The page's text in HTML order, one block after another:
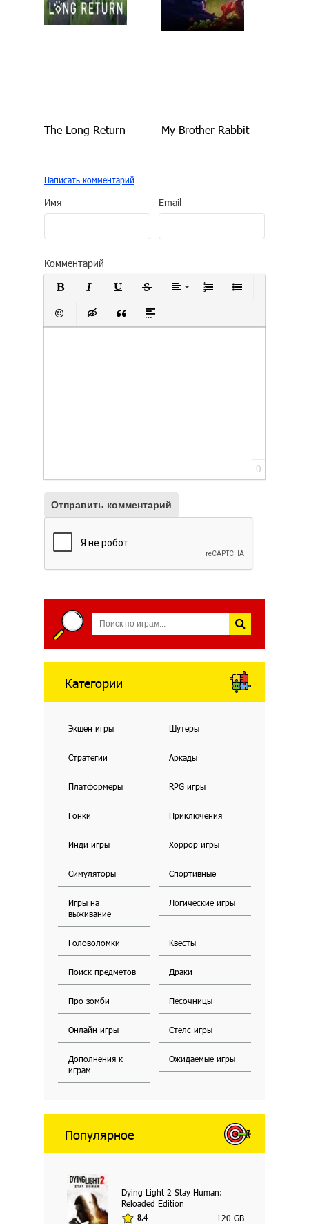
The Long Return My Brother Rabbit
Написать комментарий
Имя Email
Комментарий
Полужирный
Вставить смайлик
Вставка скрытого текста
Вставка цитаты
Вставка спойлера
0
Отправить комментарий
Категории
Экшен игры Шутеры
Стратегии Аркады
Платформеры RPG игры
Гонки Приключения
Инди игры Хоррор игры
Симуляторы Спортивные
Игры на
выживание
Логические игры
Головоломки Квесты
Поиск предметов Драки
Про зомби Песочницы
Онлайн игры Стелс игры
Дополнения к
играм
Ожидаемые игры
Популярное
Dying Light 2 Stay Human:
Reloaded Edition
8.4 120 GB